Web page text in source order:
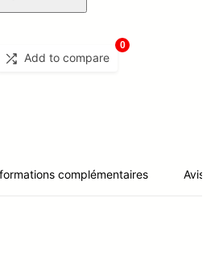
Add to compare
0
complémentaires Avis